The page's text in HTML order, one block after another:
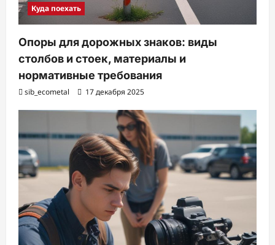
Куда поехать
Опоры для дорожных знаков: виды
столбов и стоек, материалы и
нормативные требования
sib_ecometal 17 декабря 2025